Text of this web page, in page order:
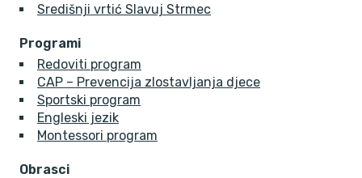
Središnji vrtić Slavuj Strmec
Programi
Redoviti program
CAP – Prevencija zlostavljanja djece
Sportski program
Engleski jezik
Montessori program
Obrasci